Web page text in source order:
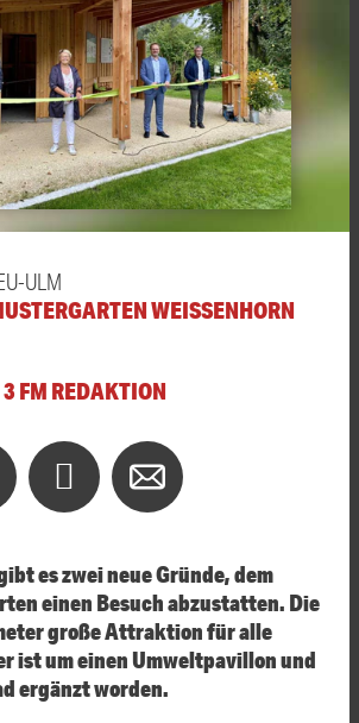
ULM
WEISSENHORN
FM REDAKTION
es zwei neue Gründe, dem
einen Besuch abzustatten. Die
große Attraktion für alle
ist um einen Umweltpavillon und
ergänzt worden.